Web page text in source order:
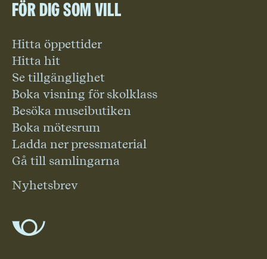
För dig som vill
Hitta öppettider
Hitta hit
Se tillgänglighet
Boka visning för skolklass
Besöka museibutiken
Boka mötesrum
Ladda ner pressmaterial
Gå till samlingarna
Nyhetsbrev